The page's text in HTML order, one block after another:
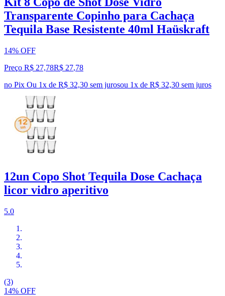
Transparente Copinho para Cachaça
Tequila Base Resistente 40ml Haüskraft
14% OFF
Preço R$ 27,78R$ 27,78
no Pix Ou 1x de R$ 32,30 sem jurosou 1x de R$ 32,30 sem juros
12un Copo Shot Tequila Dose Cachaça
licor vidro aperitivo
5.0
(3)
14% OFF